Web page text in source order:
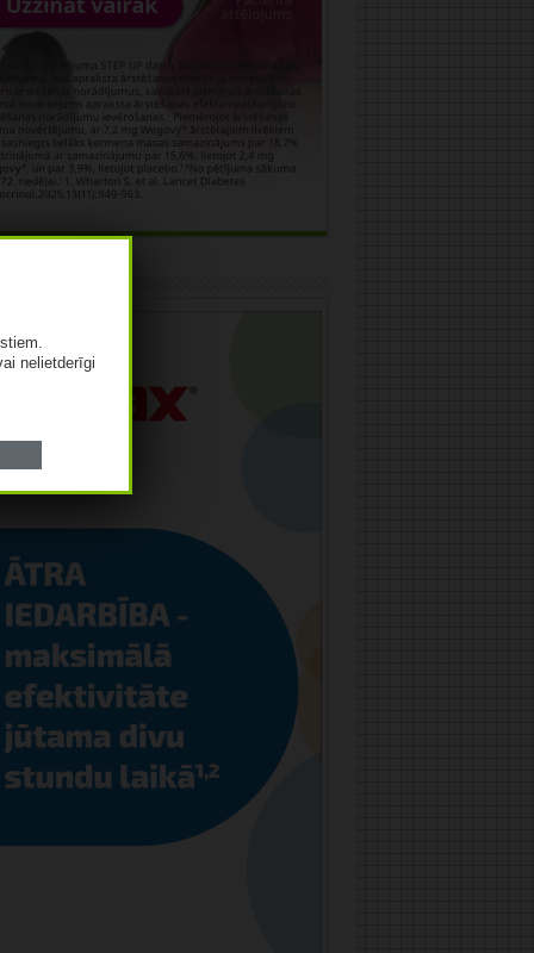
nelietderīgi